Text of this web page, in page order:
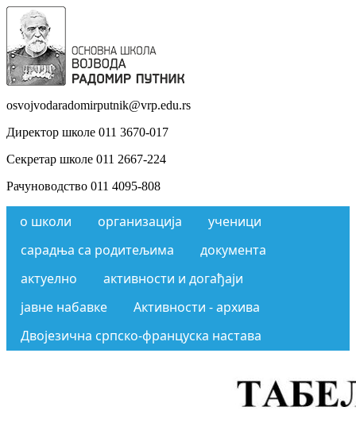
osvojvodaradomirputnik@vrp.edu.rs
Директор школе 011 3670-017
Секретар школе 011 2667-224
Рачуноводство 011 4095-808
о школи организација
ученици
сарадња са родитељима
документа
актуелно
активности и догађаји
јавне набавке
Активности - архива
Двојезична српско-француска настава